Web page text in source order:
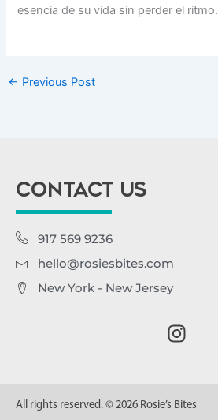
esencia de su vida sin perder el ritmo.
← Previous Post
CONTACT US
917 569 9236
hello@rosiesbites.com
New York - New Jersey
I
n
a
All rights reserved. © 2026 Rosie’s Bites